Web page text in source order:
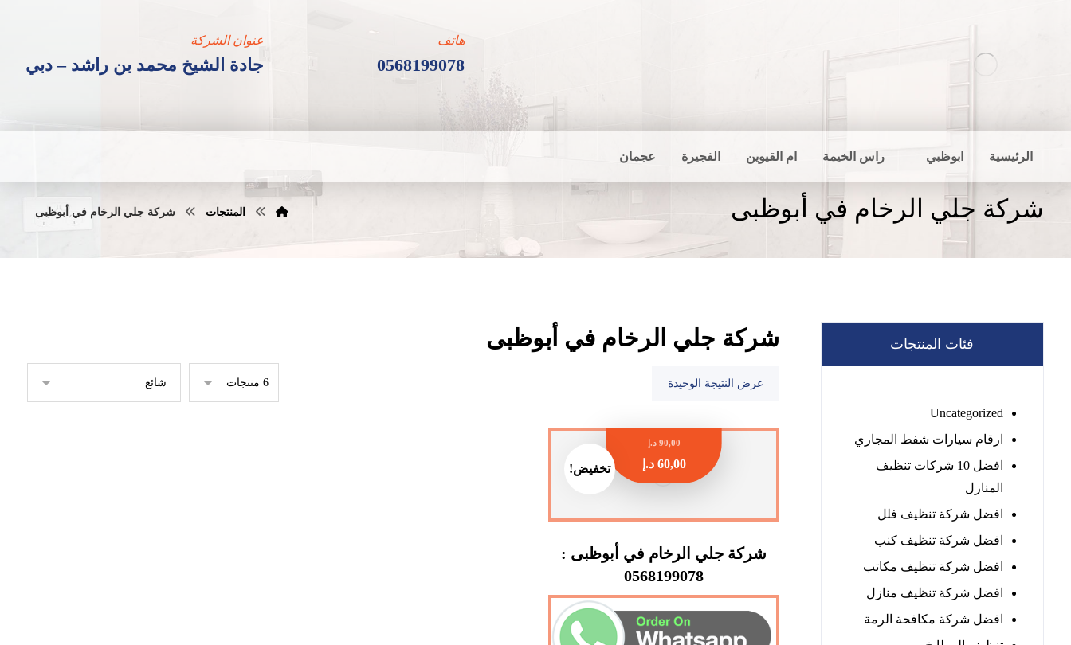
عنوان الشركة
جادة الشيخ محمد بن راشد – دبي
هاتف
0568199078
الرئيسية ابوظبي راس الخيمة ام القيوين الفجيرة عجمان
شركة جلي الرخام في أبوظبى المنتجات شركة جلي الرخام في أبوظبى
شركة جلي الرخام في أبوظبى
عرض النتيجة الوحيدة
تخفيض!
شركة جلي الرخام في أبوظبى :
0568199078
90,00 د.إ
60,00 د.إ
فئات المنتجات
Uncategorized
ارقام سيارات شفط المجاري
افضل 10 شركات تنظيف
المنازل
افضل شركة تنظيف فلل
افضل شركة تنظيف كنب
افضل شركة تنظيف مكاتب
افضل شركة تنظيف منازل
افضل شركة مكافحة الرمة